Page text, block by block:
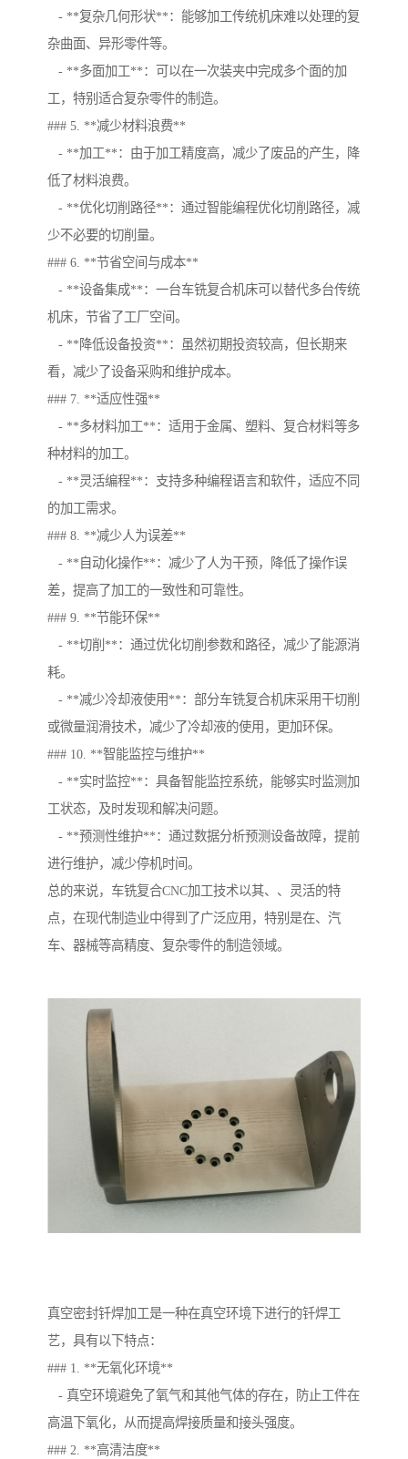
- **复杂几何形状**：能够加工传统机床难以处理的复
杂曲面、异形零件等。
- **多面加工**：可以在一次装夹中完成多个面的加
工，特别适合复杂零件的制造。
### 5. **减少材料浪费**
- **加工**：由于加工精度高，减少了废品的产生，降
低了材料浪费。
- **优化切削路径**：通过智能编程优化切削路径，减
少不必要的切削量。
### 6. **节省空间与成本**
- **设备集成**：一台车铣复合机床可以替代多台传统
机床，节省了工厂空间。
- **降低设备投资**：虽然初期投资较高，但长期来
看，减少了设备采购和维护成本。
### 7. **适应性强**
- **多材料加工**：适用于金属、塑料、复合材料等多
种材料的加工。
- **灵活编程**：支持多种编程语言和软件，适应不同
的加工需求。
### 8. **减少人为误差**
- **自动化操作**：减少了人为干预，降低了操作误
差，提高了加工的一致性和可靠性。
### 9. **节能环保**
- **切削**：通过优化切削参数和路径，减少了能源消
耗。
- **减少冷却液使用**：部分车铣复合机床采用干切削
或微量润滑技术，减少了冷却液的使用，更加环保。
### 10. **智能监控与维护**
- **实时监控**：具备智能监控系统，能够实时监测加
工状态，及时发现和解决问题。
- **预测性维护**：通过数据分析预测设备故障，提前
进行维护，减少停机时间。
总的来说，车铣复合CNC加工技术以其、、灵活的特
点，在现代制造业中得到了广泛应用，特别是在、汽
车、器械等高精度、复杂零件的制造领域。
真空密封钎焊加工是一种在真空环境下进行的钎焊工
艺，具有以下特点：
### 1. **无氧化环境**
- 真空环境避免了氧气和其他气体的存在，防止工件在
高温下氧化，从而提高焊接质量和接头强度。
### 2. **高清洁度**